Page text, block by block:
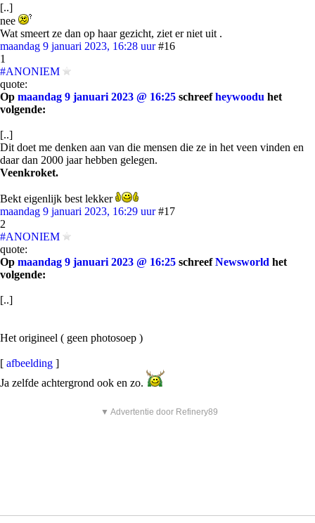
[..]
nee
Wat smeert ze dan op haar gezicht, ziet er niet uit .
maandag 9 januari 2023, 16:28 uur #16
1
#ANONIEM
quote:
Op maandag 9 januari 2023 @ 16:25 schreefheywoodu het
volgende:
[..]
Dit doet me denken aan van die mensen die ze in het veen vinden en
daar dan 2000 jaar hebben gelegen.
Veenkroket.
Bekt eigenlijk best lekker
maandag 9 januari 2023, 16:29 uur #17
2
#ANONIEM
quote:
Op maandag 9 januari 2023 @ 16:25 schreefNewsworld het
volgende:
[..]
Het origineel ( geen photosoep )
[ afbeelding ]
Ja zelfde achtergrond ook en zo.
▼ Advertentie door Refinery89